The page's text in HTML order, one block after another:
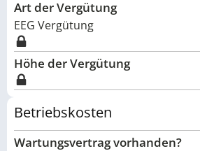
Art der Vergütung
EEG Vergütung
Höhe der Vergütung
Betriebskosten
Wartungsvertrag vorhanden?